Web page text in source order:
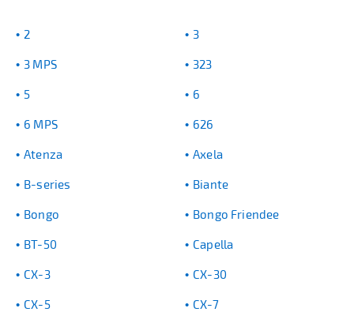
2 3
3 MPS 323
5 6
6 MPS 626
Atenza Axela
B-series Biante
Bongo Bongo Friendee
BT-50 Capella
CX-3 CX-30
CX-5 CX-7